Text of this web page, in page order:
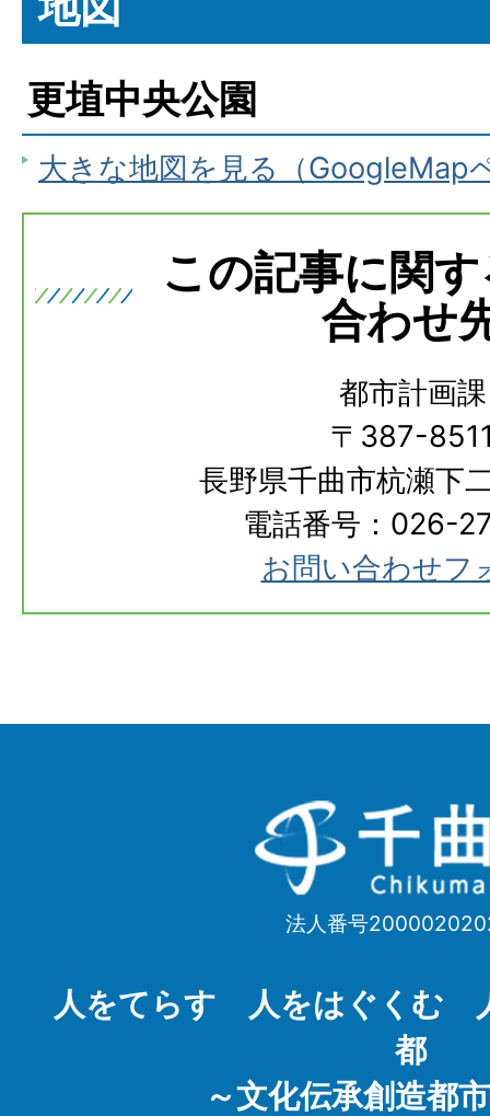
更埴中央公園
大きな地図を見る（GoogleMap
この記事に関
合わせ
都市計画課
〒387-
長野県千曲市杭瀬下
電話番号：026-
お問い合わせフ
千
曲
Chikuma
法人番号
人をてらす 人をはぐくむ
都
～文化伝承創造都